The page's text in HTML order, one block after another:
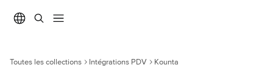
Toutes les collections Intégrations PDV Kounta